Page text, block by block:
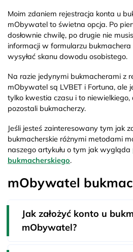
Moim zdaniem rejestracja konta u
mObywatel to świetna opcja. Po
dosłownie chwilę, po drugie nie
informacji w formularzu bukmachera
wysyłać skanu dowodu osobistego.
Na razie jedynymi bukmacherami z
mObywatel są LVBET i Fortuna, ale
tylko kwestia czasu i to niewielkiego,
pozostali bukmacherzy.
Jeśli jesteś zainteresowany tym jak
bukmacherskie różnymi metodami
naszego artykułu o tym jak wygląda
bukmacherskiego.
mObywatel
Jak założyć konto u
mObywatel?